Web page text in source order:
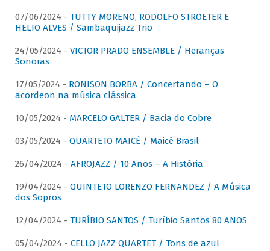
07/06/2024 - TUTTY MORENO, RODOLFO STROETER E
HELIO ALVES / Sambaquijazz Trio
24/05/2024 - VICTOR PRADO ENSEMBLE / Heranças
Sonoras
17/05/2024 - RONISON BORBA / Concertando – O
acordeon na música clássica
10/05/2024 - MARCELO GALTER / Bacia do Cobre
03/05/2024 - QUARTETO MAICÉ / Maicé Brasil
26/04/2024 - AFROJAZZ / 10 Anos – A História
19/04/2024 - QUINTETO LORENZO FERNANDEZ / A Música
dos Sopros
12/04/2024 - TURÍBIO SANTOS / Turíbio Santos 80 ANOS
05/04/2024 - CELLO JAZZ QUARTET / Tons de azul